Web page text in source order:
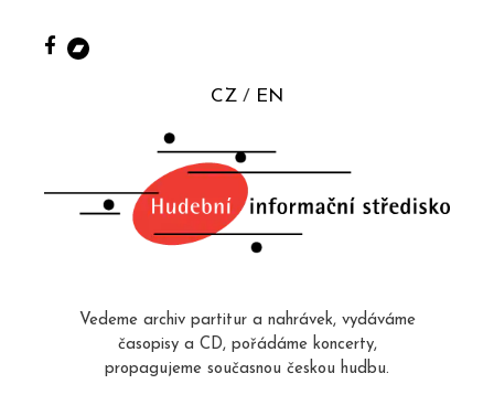
CZ EN
Vedeme archiv partitur a nahrávek, vydáváme
časopisy a CD, pořádáme koncerty,
propagujeme současnou českou hudbu.